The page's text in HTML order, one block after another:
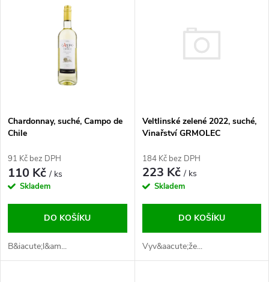
p
r
o
u
s
p
r
o
d
u
Chardonnay, suché, Campo de
Chile
91 Kč bez DPH
110 Kč/ ks
Skladem
DO KOŠÍKU
B&iacute;l&am...
Veltlinské zelené 2022, suché,
Vinařství GRMOLEC
184 Kč bez DPH
223 Kč/ ks
Skladem
DO KOŠÍKU
Vyv&aacute;že...